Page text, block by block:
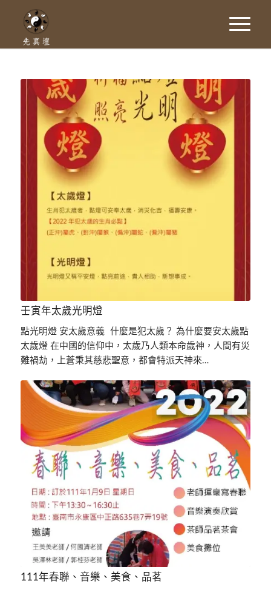
壬寅年太歲光明燈
點光明燈 安太歲意義 什麼是犯太歲？ 為什麼要安太歲點
太歲燈 在中國的信仰中，太歲乃人類本命歲神，人間有災
難禍劫，上蒼秉其慈悲聖意，都會特派天神來…
111年春聯、音樂、美食、品茗